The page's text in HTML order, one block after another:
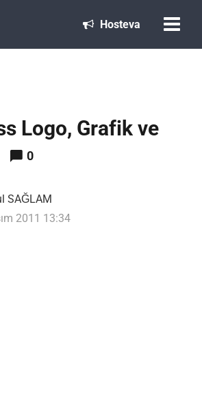
Hosteva
Logo, Grafik ve
0
SAĞLAM
2011 13:34